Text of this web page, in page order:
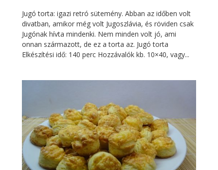
Jugó torta: igazi retró sütemény. Abban az időben volt
divatban, amikor még volt Jugoszlávia, és röviden csak
Jugónak hívta mindenki. Nem minden volt jó, ami
onnan származott, de ez a torta az. Jugó torta
Elkészítési idő: 140 perc Hozzávalók kb. 10×40, vagy...